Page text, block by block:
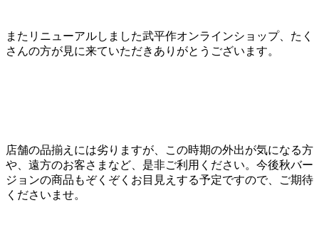
またリニューアルしました武平作オンラインショップ、たく
さんの方が見に来ていただきありがとうございます。
店舗の品揃えには劣りますが、この時期の外出が気になる方
や、遠方のお客さまなど、是非ご利用ください。今後秋バー
ジョンの商品もぞくぞくお目見えする予定ですので、ご期待
くださいませ。